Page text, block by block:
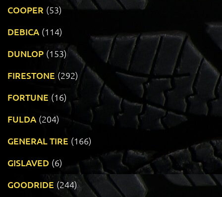
COOPER (53)
DEBICA (114)
DUNLOP (153)
FIRESTONE (292)
FORTUNE (16)
FULDA (204)
GENERAL TIRE (166)
GISLAVED (6)
GOODRIDE (244)